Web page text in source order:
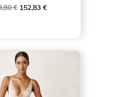
€ 152,83 €